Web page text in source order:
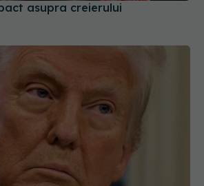
asupra creierului